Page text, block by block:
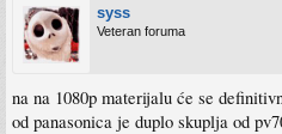
syss
Veteran foruma
na na 1080p materijalu će se
od panasonica je duplo skuplja od